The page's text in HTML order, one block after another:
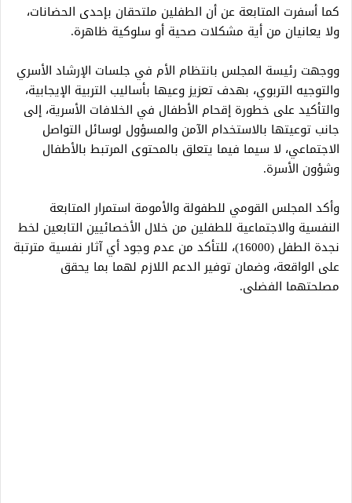
كما أسفرت المتابعة عن أن الطفلين ملتحقان بإحدى الحضانات،
ولا يعانيان من أية مشكلات صحية أو سلوكية ظاهرة.
ووجهت رئيسة المجلس بانتظام الأم في جلسات الإرشاد الأسري
والتوجيه التربوي، بهدف تعزيز وعيها بأساليب التربية الإيجابية،
والتأكيد على خطورة إقحام الأطفال في الخلافات الأسرية، إلى
جانب توعيتها بالاستخدام الآمن والمسؤول لوسائل التواصل
الاجتماعي، لا سيما فيما يتعلق بالمحتوى المرتبط بالأطفال
وشؤون الأسرة.
وأكد المجلس القومي للطفولة والأمومة استمرار المتابعة
النفسية والاجتماعية للطفلين من خلال الأخصائيين التابعين لخط
نجدة الطفل (16000)، للتأكد من عدم وجود أي آثار نفسية مترتبة
على الواقعة، وضمان توفير الدعم اللازم لهما بما يحقق
مصلحتهما الفضلى.